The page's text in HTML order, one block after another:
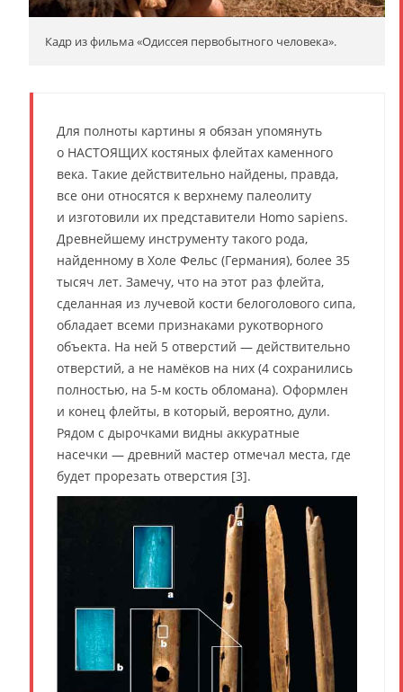
Кадр из фильма «Одиссея первобытного человека».
Для полноты картины я обязан упомянуть
о НАСТОЯЩИХ костяных флейтах каменного
века. Такие действительно найдены, правда,
все они относятся к верхнему палеолиту
и изготовили их представители Homo sapiens.
Древнейшему инструменту такого рода,
найденному в Холе Фельс (Германия), более 35
тысяч лет. Замечу, что на этот раз флейта,
сделанная из лучевой кости белоголового сипа,
обладает всеми признаками рукотворного
объекта. На ней 5 отверстий — действительно
отверстий, а не намёков на них (4 сохранились
полностью, на 5-м кость обломана). Оформлен
и конец флейты, в который, вероятно, дули.
Рядом с дырочками видны аккуратные
насечки — древний мастер отмечал места, где
будет прорезать отверстия [3].